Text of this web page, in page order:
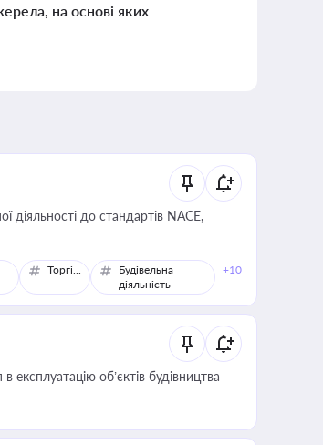
на основі яких
діяльності до стандартів NACE,
Торгівля
Будівельна
діяльність
+10
об’єктів будівництва